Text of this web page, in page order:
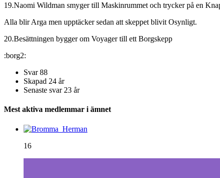
19.Naomi Wildman smyger till Maskinrummet och trycker på en
Alla blir Arga men upptäcker sedan att skeppet blivit Osynligt.
20.Besättningen bygger om Voyager till ett Borgskepp
:borg2:
Svar 88
Skapad 24 år
Senaste svar 23 år
Mest aktiva medlemmar i ämnet
16